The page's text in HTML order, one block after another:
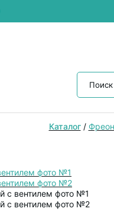
Каталог/ Фреон